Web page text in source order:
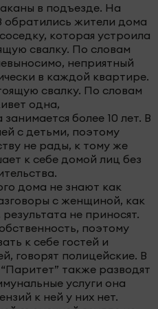
в подъезде. На
обратились жители дома
которая устроила
свалку. По словам
неприятный
в каждой квартире.
свалку. По словам
одна,
более 10 лет. В
с детьми, поэтому
не рады, к тому же
к себе домой лиц без
дома не знают как
с женщиной, как
не приносят.
поэтому
к себе гостей и
говорят полицейские. В
также разводят
услуги она
к ней у них нет.